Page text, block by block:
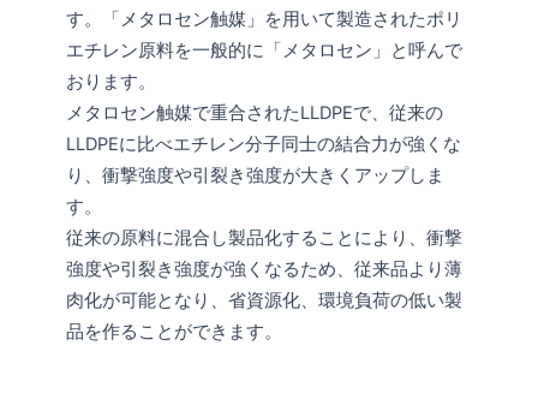
す。「メタロセン触媒」を用いて製造されたポリ
エチレン原料を一般的に「メタロセン」と呼んで
おります。
メタロセン触媒で重合されたLLDPEで、従来の
LLDPEに比べエチレン分子同士の結合力が強くな
り、衝撃強度や引裂き強度が大きくアップしま
す。
従来の原料に混合し製品化することにより、衝撃
強度や引裂き強度が強くなるため、従来品より薄
肉化が可能となり、省資源化、環境負荷の低い製
品を作ることができます。